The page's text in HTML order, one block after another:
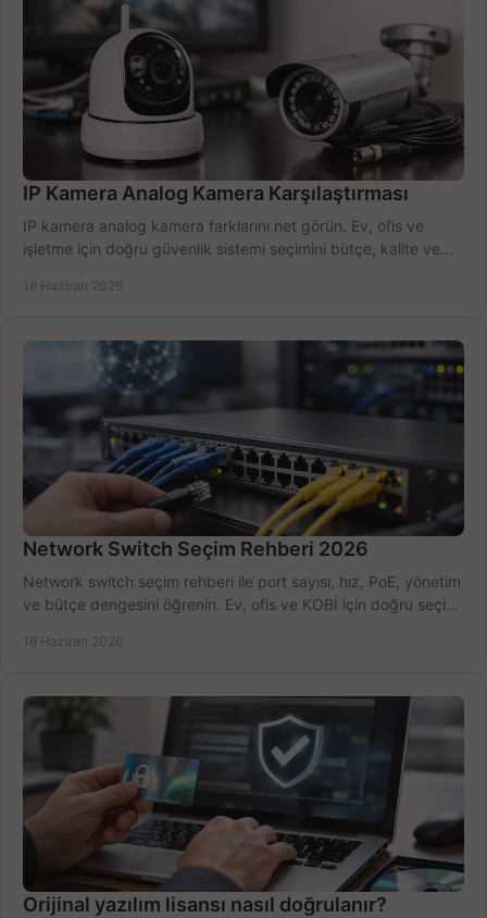
IP Kamera Analog Kamera Karşılaştırması
IP kamera analog kamera farklarını net görün. Ev, ofis ve
işletme için doğru güvenlik sistemi seçimini bütçe, kalite ve
18 Haziran 2026
Network Switch Seçim Rehberi 2026
Network switch seçim rehberi ile port sayısı, hız, PoE, yönetim
ve bütçe dengesini öğrenin. Ev, ofis ve KOBİ için doğru seçimi
16 Haziran 2026
Orijinal yazılım lisansı nasıl doğrulanır?